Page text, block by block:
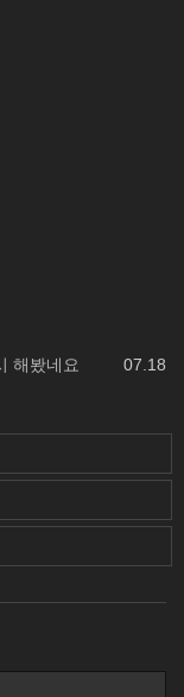
07.18
해봤네요